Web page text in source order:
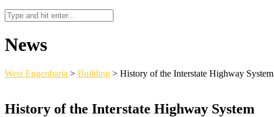
News
West Engenharia > Building > History of the Interstate Highway System
History of the Interstate Highway System